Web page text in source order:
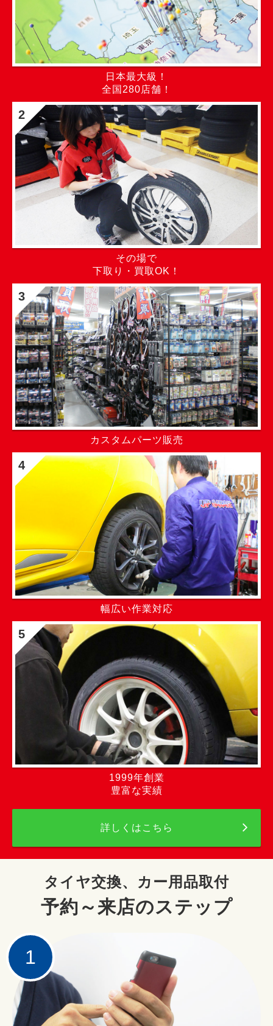
日本最大級！
全国280店舗！
その場で
下取り・買取OK！
2
カスタムパーツ販売
3
幅広い作業対応
4
1999年創業
豊富な実績
5
詳しくはこちら
タイヤ交換、カー用品取付
予約～来店のステップ
1